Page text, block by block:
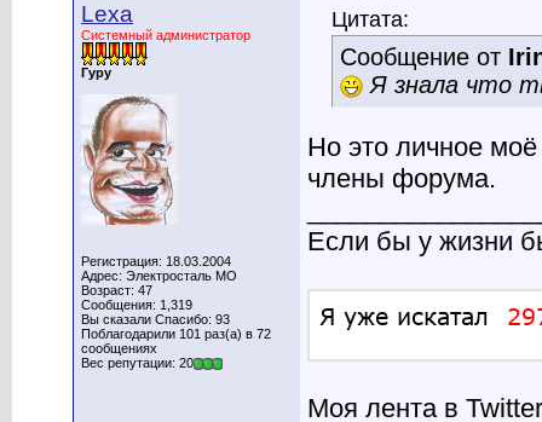
Lexa
Системный администратор
Гуру
Регистрация: 18.03.2004
Адрес: Электросталь МО
Возраст: 47
Сообщения: 1,319
Вы сказали Спасибо: 93
Поблагодарили 101 раз(а) в 72
сообщениях
Вес репутации: 20
Цитата:
Сообщение от
Я знала что
Но это личное
члены форума.
Если бы у жизни
Моя лента в